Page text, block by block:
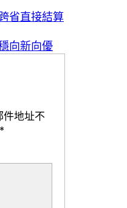
省直接結算
向新向優
件地址不
*